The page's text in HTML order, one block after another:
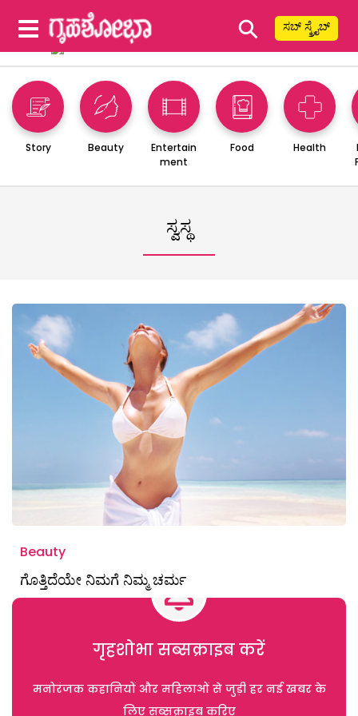
⚲ ಸಬ್ ಸ್ಕ್ರೈಬ್
Story Beauty
Entertain
ment
Food Health
ಸ್ವಸ್ಥ
Beauty
ಗೊತ್ತಿದೆಯೇ ನಿಮಗೆ ನಿಮ್ಮ ಚರ್ಮ
गृहशोभा सब्सक्राइब करें
मनोरंजक कहानियों और महिलाओं से जुड़ी हर नई खबर के
लिए सब्सक्राइब करिए